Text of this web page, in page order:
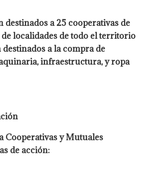
destinados a 25 cooperativas de
localidades de todo el territorio
a la compra de
infraestructura, y ropa
Cooperativas y Mutuales
de acción: